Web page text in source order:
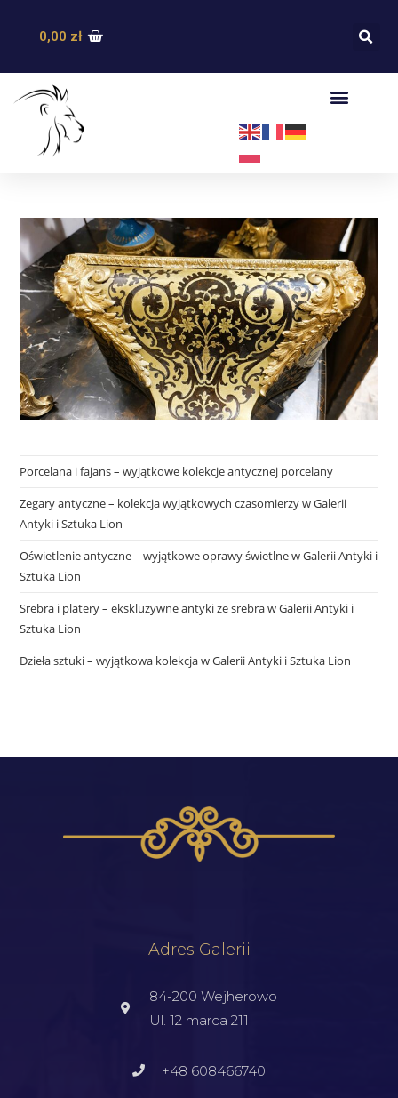
0,00 zł
Porcelana i fajans – wyjątkowe kolekcje antycznej porcelany
Zegary antyczne – kolekcja wyjątkowych czasomierzy w Galerii
Antyki i Sztuka Lion
Oświetlenie antyczne – wyjątkowe oprawy świetlne w Galerii Antyki i
Sztuka Lion
Srebra i platery – ekskluzywne antyki ze srebra w Galerii Antyki i
Sztuka Lion
Dzieła sztuki – wyjątkowa kolekcja w Galerii Antyki i Sztuka Lion
Adres Galerii
84-200 Wejherowo
Ul. 12 marca 211
+48 608466740